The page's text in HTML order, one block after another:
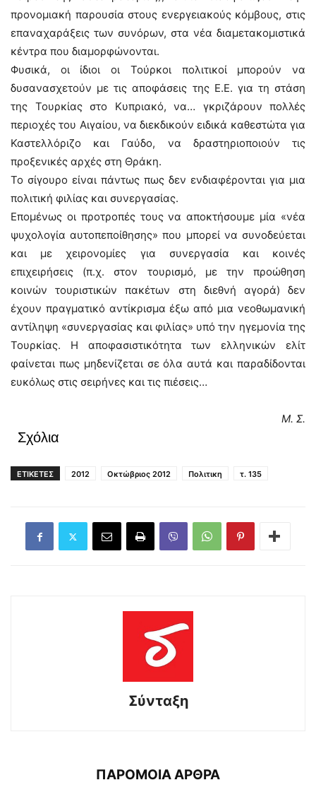
προνομιακή παρουσία στους ενεργειακούς κόμβους, στις
επαναχαράξεις των συνόρων, στα νέα διαμετακομιστικά
κέντρα που διαμορφώνονται.
Φυσικά, οι ίδιοι οι Τούρκοι πολιτικοί μπορούν να
δυσανασχετούν με τις αποφάσεις της Ε.Ε. για τη στάση
της Τουρκίας στο Κυπριακό, να… γκριζάρουν πολλές
περιοχές του Αιγαίου, να διεκδικούν ειδικά καθεστώτα για
Καστελλόριζο και Γαύδο, να δραστηριοποιούν τις
προξενικές αρχές στη Θράκη.
Το σίγουρο είναι πάντως πως δεν ενδιαφέρονται για μια
πολιτική φιλίας και συνεργασίας.
Επομένως οι προτροπές τους να αποκτήσουμε μία «νέα
ψυχολογία αυτοπεποίθησης» που μπορεί να συνοδεύεται
και με χειρονομίες για συνεργασία και κοινές
επιχειρήσεις (π.χ. στον τουρισμό, με την προώθηση
κοινών τουριστικών πακέτων στη διεθνή αγορά) δεν
έχουν πραγματικό αντίκρισμα έξω από μια νεοθωμανική
αντίληψη «συνεργασίας και φιλίας» υπό την ηγεμονία της
Τουρκίας. Η αποφασιστικότητα των ελληνικών ελίτ
φαίνεται πως μηδενίζεται σε όλα αυτά και παραδίδονται
ευκόλως στις σειρήνες και τις πιέσεις…
Μ. Σ.
Σχόλια
ΕΤΙΚΕΤΕΣ 2012 Οκτώβριος 2012 Πολιτικη τ. 135
Σύνταξη
ΠΑΡΟΜΟΙΑ ΑΡΘΡΑ